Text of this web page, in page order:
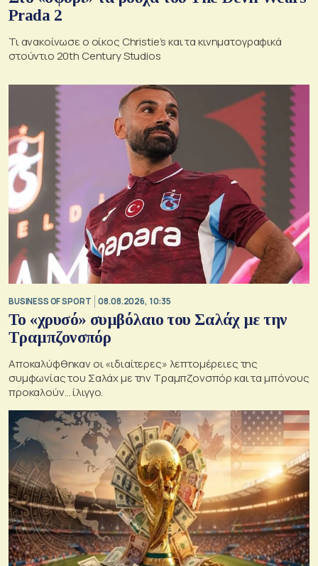
Prada 2
Τι ανακοίνωσε ο οίκος Christie’s και τα κινηματογραφικά
στούντιο 20th Century Studios
BUSINESS OF SPORT 08.08.2026, 10:35
Το «χρυσό» συμβόλαιο του Σαλάχ με την
Τραμπζονσπόρ
Αποκαλύφθηκαν οι «ιδιαίτερες» λεπτομέρειες της
συμφωνίας του Σαλάχ με την Τραμπζονσπόρ και τα μπόνους
προκαλούν… ίλιγγο.